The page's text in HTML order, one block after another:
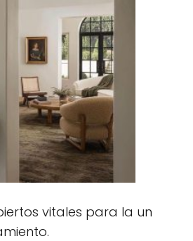
vitales para la un